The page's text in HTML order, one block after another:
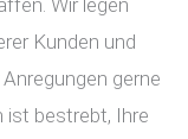
Wir legen
Kunden und
gerne
ist bestrebt, Ihre